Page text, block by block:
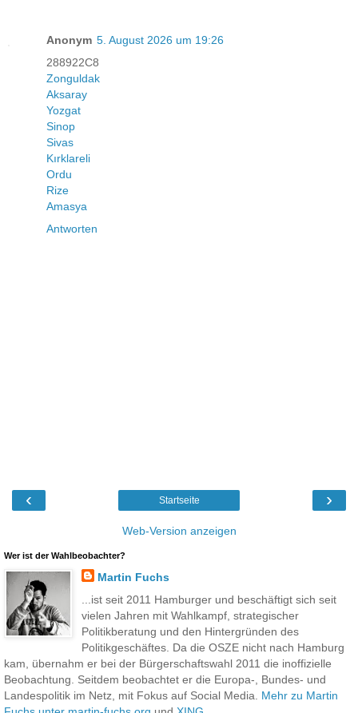
Anonym 5. August 2026 um 19:26
288922C8
Zonguldak
Aksaray
Yozgat
Sinop
Sivas
Kırklareli
Ordu
Rize
Amasya
Antworten
‹ ›
Startseite
Web-Version anzeigen
Wer ist der Wahlbeobachter?
Martin Fuchs
...ist seit 2011 Hamburger und beschäftigt sich seit
vielen Jahren mit Wahlkampf, strategischer
Politikberatung und den Hintergründen des
Politikgeschäftes. Da die OSZE nicht nach Hamburg
kam, übernahm er bei der Bürgerschaftswahl 2011 die inoffizielle
Beobachtung. Seitdem beobachtet er die Europa-, Bundes- und
Landespolitik im Netz, mit Fokus auf Social Media. Mehr zu Martin